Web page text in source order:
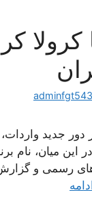
دور جدید
میان، نام
رسمی و
ادامه